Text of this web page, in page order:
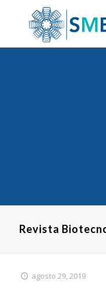
Revista
agosto 29, 2019